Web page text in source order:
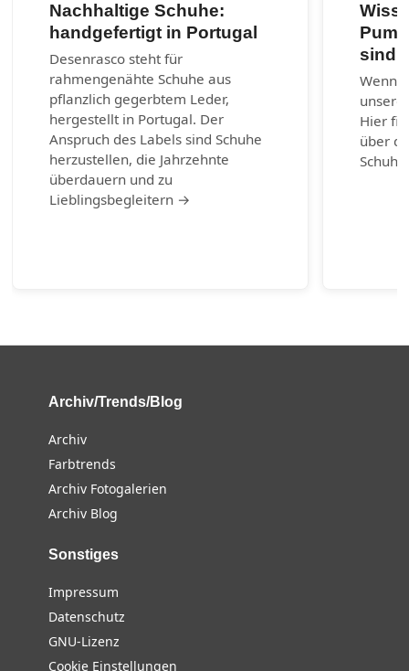
Nachhaltige Schuhe:
handgefertigt in Portugal
Desenrasco steht für
rahmengenähte Schuhe aus
pflanzlich gegerbtem Leder,
hergestellt in Portugal. Der
Anspruch des Labels sind Schuhe
herzustellen, die Jahrzehnte
überdauern und zu
Lieblingsbegleitern →
sind?
Wenn
Hier
über
Archiv/Trends/Blog
Archiv
Farbtrends
Archiv Fotogalerien
Archiv Blog
Sonstiges
Impressum
Datenschutz
GNU-Lizenz
Cookie Einstellungen